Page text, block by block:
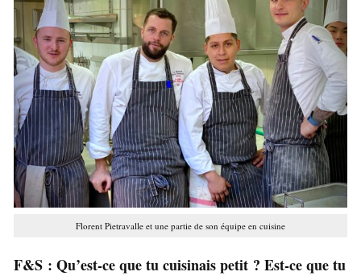
Florent Pietravalle et une partie de son équipe en cuisine
F&S : Qu’est-ce que tu cuisinais petit ? Est-ce que tu